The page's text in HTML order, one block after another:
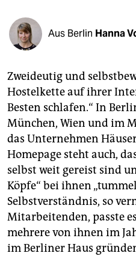
fragen & hilfe
unterstützen
abo
genossenschaft
epaper login
Aus Berlin Hanna
Zweideutig und
Hostelkette auf ihrer
Besten schlafen.“ In
München, Wien und im
das Unternehmen
Homepage steht auch,
selbst weit gereist sind
Köpfe“ bei ihnen
Selbstverständnis, so
Mitarbeitenden, passte
mehrere von ihnen im
im Berliner Haus